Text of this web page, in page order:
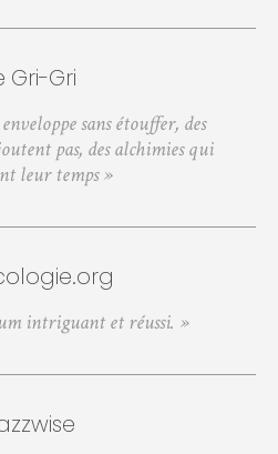
Gri-Gri
sans étouffer, des
pas, des alchimies qui
leur temps »
intriguant et réussi. »